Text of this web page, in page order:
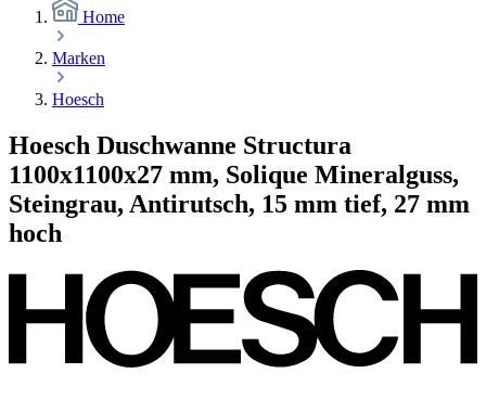
Home
Marken
Hoesch
Hoesch Duschwanne Structura
1100x1100x27 mm, Solique Mineralguss,
Steingrau, Antirutsch, 15 mm tief, 27 mm
hoch